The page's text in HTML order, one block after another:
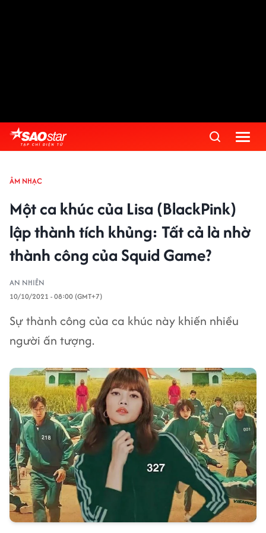
ÂM NHẠC
Một ca khúc của Lisa (BlackPink)
lập thành tích khủng: Tất cả là nhờ
thành công của Squid Game?
AN NHIÊN
10/10/2021 - 08:00 (GMT+7)
Sự thành công của ca khúc này khiến nhiều
người ấn tượng.